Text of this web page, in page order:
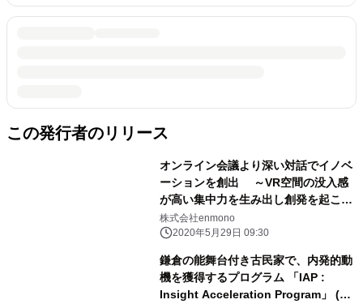
この発行者のリリース
オンライン会議より深い対話でイノベ
ーションを創出 ～VR空間の没入感
が高い集中力を生み出し創発を起こす
「zenschoolVR」～
株式会社enmono
2020年5月29日 09:30
鎌倉の能舞台付き古民家で、内発的動
機を獲得するプログラム 「IAP :
Insight Acceleration Program」 (イ